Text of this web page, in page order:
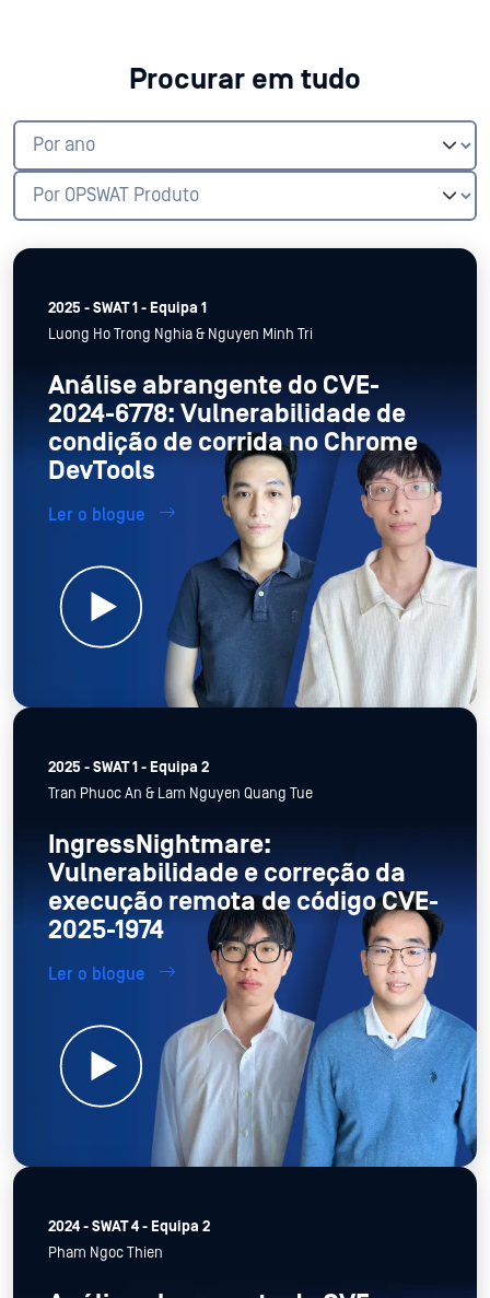
Procurar em tudo
2025 - SWAT 1 - Equipa 1
Luong Ho Trong Nghia & Nguyen Minh Tri
Análise abrangente do CVE-
2024-6778: Vulnerabilidade de
condição de corrida no Chrome
DevTools
Ler o blogue
2025 - SWAT 1 - Equipa 2
Tran Phuoc An & Lam Nguyen Quang Tue
IngressNightmare:
Vulnerabilidade e correção da
execução remota de código CVE-
2025-1974
Ler o blogue
2024 - SWAT 4 - Equipa 2
Pham Ngoc Thien